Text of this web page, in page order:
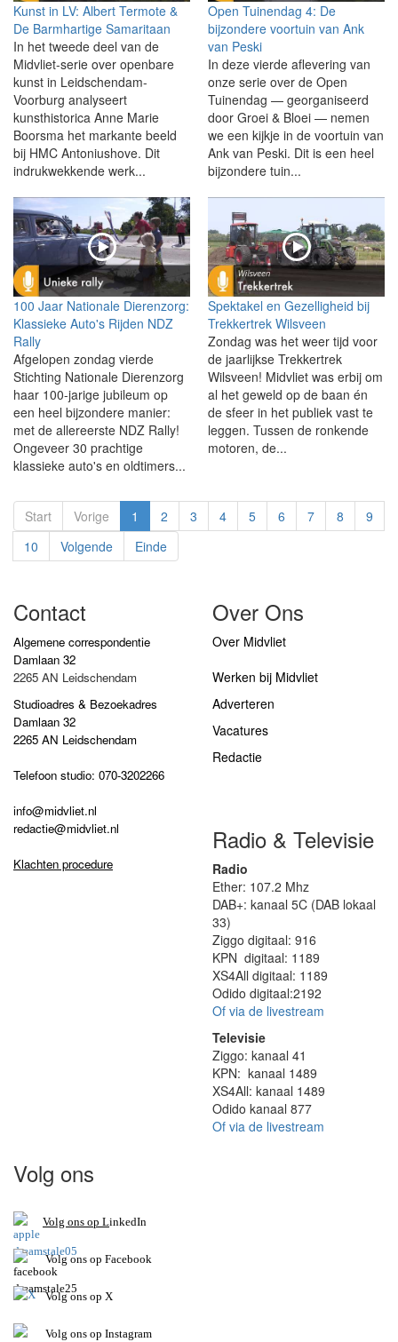
Kunst in LV: Albert Termote &
De Barmhartige Samaritaan
In het tweede deel van de
Midvliet-serie over openbare
kunst in Leidschendam-
Voorburg analyseert
kunsthistorica Anne Marie
Boorsma het markante beeld
bij HMC Antoniushove. Dit
indrukwekkende werk...
Open Tuinendag 4: De
bijzondere voortuin van Ank
van Peski
In deze vierde aflevering van
onze serie over de Open
Tuinendag — georganiseerd
door Groei & Bloei — nemen
we een kijkje in de voortuin van
Ank van Peski. Dit is een heel
bijzondere tuin...
100 Jaar Nationale Dierenzorg:
Klassieke Auto's Rijden NDZ
Rally
Afgelopen zondag vierde
Stichting Nationale Dierenzorg
haar 100-jarige jubileum op
een heel bijzondere manier:
met de allereerste NDZ Rally!
Ongeveer 30 prachtige
klassieke auto's en oldtimers...
Spektakel en Gezelligheid bij
Trekkertrek Wilsveen
Zondag was het weer tijd voor
de jaarlijkse Trekkertrek
Wilsveen! Midvliet was erbij om
al het geweld op de baan én
de sfeer in het publiek vast te
leggen. Tussen de ronkende
motoren, de...
Start Vorige 1 2 3 4 5 6 7 8
9
10
Volgende Einde
Contact
Algemene correspondentie
Damlaan 32
2265 AN Leidschendam
Studioadres & Bezoekadres
Damlaan 32
2265 AN Leidschendam
Telefoon studio: 070-3202266
info@midvliet.nl
redactie@midvliet.nl
Klachten procedure
Over Ons
Over Midvliet
Werken bij Midvliet
Adverteren
Vacatures
Redactie
Radio & Televisie
Radio
Ether: 107.2 Mhz
DAB+: kanaal 5C (DAB lokaal
33)
Ziggo digitaal: 916
KPN digitaal: 1189
XS4All digitaal: 1189
Odido digitaal:2192
Of via de livestream
Televisie
Ziggo: kanaal 41
KPN: kanaal 1489
XS4All: kanaal 1489
Odido kanaal 877
Of via de livestream
Volg ons
Volg ons op LinkedIn
Volg ons op Facebook
Volg ons op X
Volg ons op Instagram